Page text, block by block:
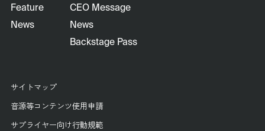
Feature
News
CEO Message
News
Backstage Pass
サイトマップ
音源等コンテンツ使用申請
サプライヤー向け行動規範